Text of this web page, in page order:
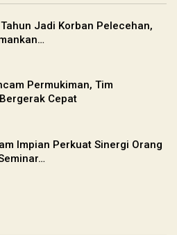
Jadi Korban Pelecehan,
Permukiman, Tim
Cepat
Impian Perkuat Sinergi Orang